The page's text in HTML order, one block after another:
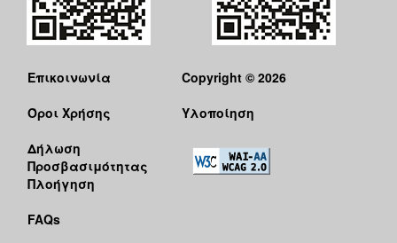
Επικοινωνία
Όροι Χρήσης
Δήλωση
Προσβασιμότητας
Πλοήγηση
FAQs
Copyright © 2026
Υλοποίηση